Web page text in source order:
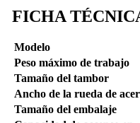
FICHA
Modelo
Peso máximo de trabajo
Tamaño del tambor
Ancho de la rueda de
Tamaño del embalaje